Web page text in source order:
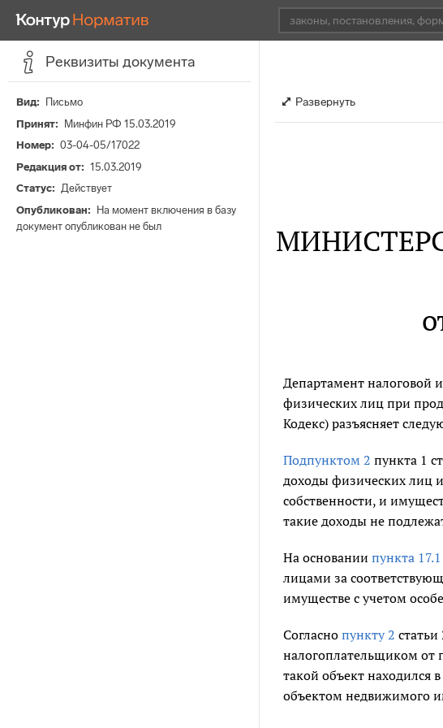
Реквизиты документа
Вид
Письмо
Принят
Минфин РФ 15.03.2019
Номер
03-04-05/17022
Редакция от
15.03.2019
Статус
Действует
Опубликован
На момент включения в базу
документ опубликован не был
Развернуть
Департамент налоговой
физических лиц при
Кодекс) разъясняет
Подпунктом 2 пункта 1
доходы физических лиц
собственности, и
такие доходы не
На основании пункта 17.1
лицами за
имуществе с учетом
Согласно пункту 2
налогоплательщиком от
такой объект находился
объектом недвижимого